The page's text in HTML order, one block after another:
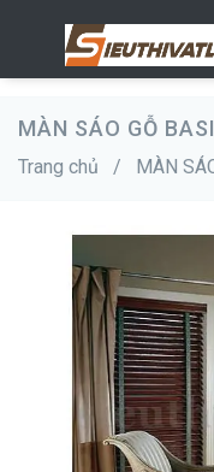
MÀN SÁO GỖ
Trang chủ / MÀN